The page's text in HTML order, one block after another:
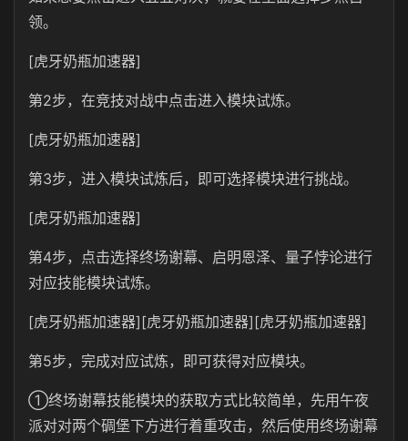
领。
[虎牙奶瓶加速器]
第2步，在竞技对战中点击进入模块试炼。
[虎牙奶瓶加速器]
第3步，进入模块试炼后，即可选择模块进行挑战。
[虎牙奶瓶加速器]
第4步，点击选择终场谢幕、启明恩泽、量子悖论进行
对应技能模块试炼。
[虎牙奶瓶加速器][虎牙奶瓶加速器][虎牙奶瓶加速器]
第5步，完成对应试炼，即可获得对应模块。
①终场谢幕技能模块的获取方式比较简单，先用午夜
派对对两个碉堡下方进行着重攻击，然后使用终场谢幕